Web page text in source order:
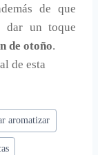
de que
dar un toque
de otoño.
de esta
aromatizar